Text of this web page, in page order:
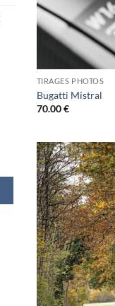
TIRAGES PHOTOS
Bugatti Mistral
70.00€